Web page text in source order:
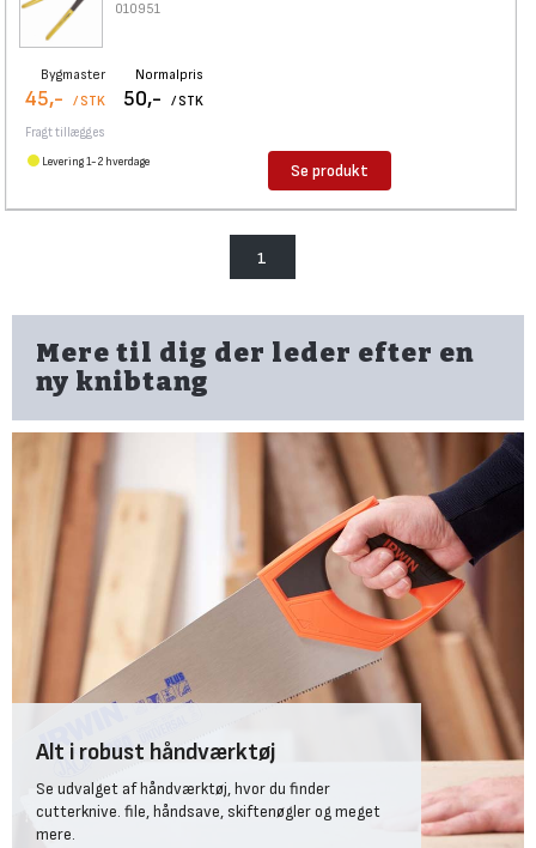
010951
Bygmaster
45,- / STK
Normalpris
50,- / STK
Fragt tillægges
Levering 1-2 hverdage Se produkt
1
Mere til dig der leder efter en
ny knibtang
Alt i robust håndværktøj
Se udvalget af håndværktøj, hvor du finder
cutterknive. file, håndsave, skiftenøgler og meget
mere.